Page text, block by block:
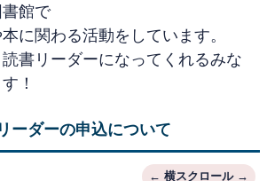
て各図書館で
に関わる活動をしています。
書リーダーになってくれるみな
！
ーダーの申込について